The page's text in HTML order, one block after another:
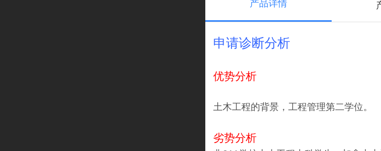
产品详情
申请诊断分析
优势分析
土木工程的背景，工程管理第二学位。
劣势分析